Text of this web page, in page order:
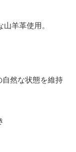
羊革使用。
然な状態を維持